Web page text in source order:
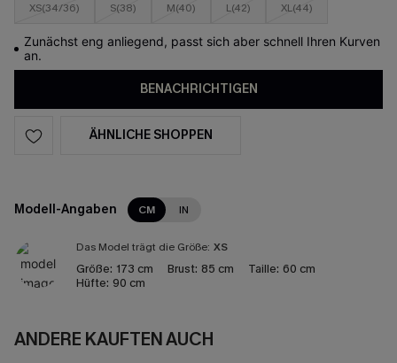
XS(34/36) S(38) M(40) L(42) XL(44)
Zunächst eng anliegend, passt sich aber schnell Ihren Kurven
an.
BENACHRICHTIGEN
ÄHNLICHE SHOPPEN
Modell-Angaben CM IN
Das Model trägt die Größe: XS
Größe: 173 cm Brust: 85 cm Taille: 60 cm
Hüfte: 90 cm
ANDERE KAUFTEN AUCH